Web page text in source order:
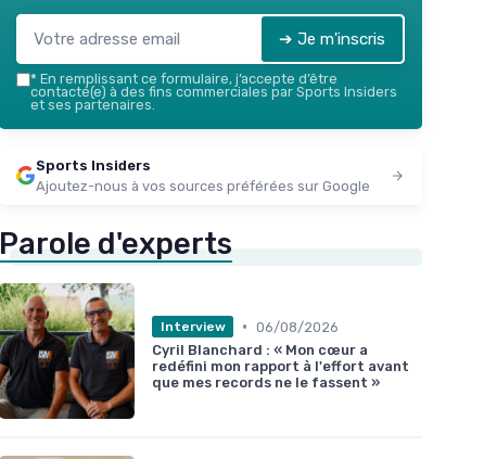
➔ Je m'inscris
* En remplissant ce formulaire, j’accepte d’être
contacté(e) à des fins commerciales par Sports Insiders
et ses partenaires.
Sports Insiders
Ajoutez-nous à vos sources préférées sur Google
Parole d'experts
Interview • 06/08/2026
Cyril Blanchard : « Mon cœur a
redéfini mon rapport à l'effort avant
que mes records ne le fassent »